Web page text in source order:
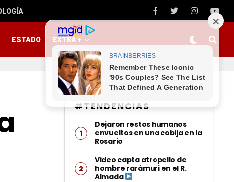
ESTADO EXTRA +
#TENDENCIAS
Dejaron restos humanos
envueltos en una cobija en la
Rosario
Video capta atropello de
hombre rarámuri en el R.
Almada